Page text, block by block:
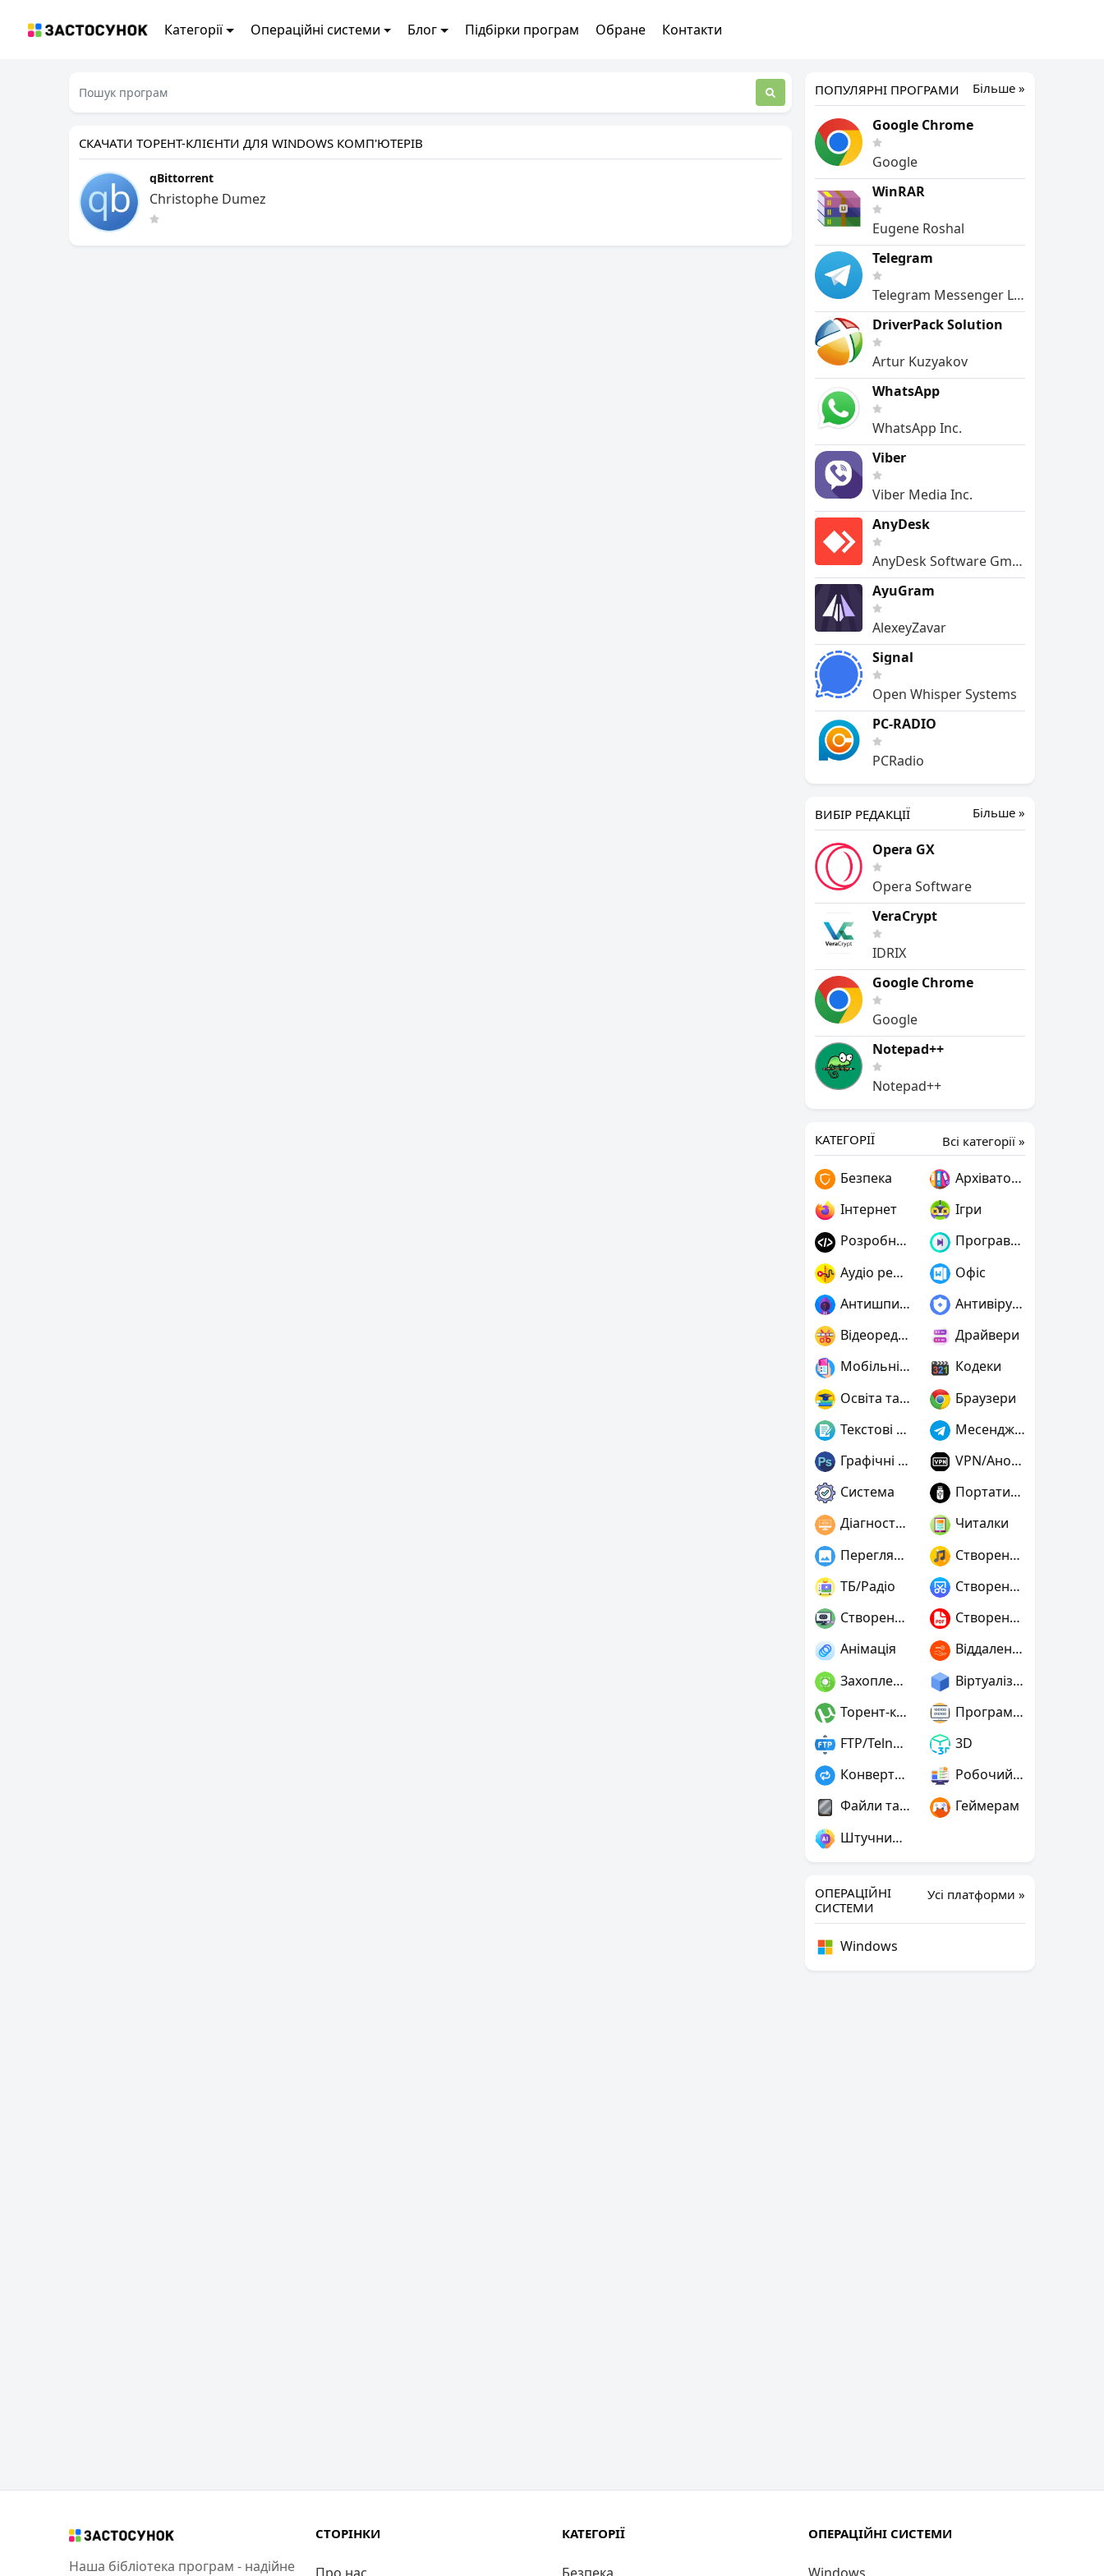
Категорії Операційні системи Блог Підбірки програм Обране Контакти
CКАЧАТИ ТОРЕНТ-КЛІЄНТИ ДЛЯ WINDOWS КОМП'ЮТЕРІВ
qBittorrent
Christophe Dumez
Більше »
ПОПУЛЯРНІ ПРОГРАМИ
Google Chrome
Google
WinRAR
Eugene Roshal
Telegram
Telegram Messenger LLP
DriverPack Solution
Artur Kuzyakov
WhatsApp
WhatsApp Inc.
Viber
Viber Media Inc.
AnyDesk
AnyDesk Software GmbH
AyuGram
AlexeyZavar
Signal
Open Whisper Systems
PC-RADIO
PCRadio
Більше »
ВИБІР РЕДАКЦІЇ
Opera GX
Opera Software
VeraCrypt
IDRIX
Google Chrome
Google
Notepad++
Notepad++
Всі категорії »
КАТЕГОРІЇ
Безпека
Архіватори
Інтернет
Ігри
Розробнику
Програвачі
Аудіо редактори
Офіс
Антишпигуни
Антивіруси
Відеоредактори
Драйвери
Мобільні пристрої
Кодеки
Освіта та наука
Браузери
Текстові редактори
Месенджери
Графічні редактори
VPN/Анонімність
Система
Портативні
Діагностика
Читалки
Переглядачі графіки
Створення музики
ТБ/Радіо
Створення скріншотів
Створення ігор
Створення PDF
Анімація
Віддалений доступ
Захоплення відео
Віртуалізація та емуляція
Торент-клієнти
Програмування
FTP/Telnet/SSH
3D
Конвертери
Робочий стіл
Файли та диски
Геймерам
Штучний інтелект
Усі платформи »
ОПЕРАЦІЙНІ
СИСТЕМИ
Windows
Наша бібліотека програм - надійне
СТОРІНКИ КАТЕГОРІЇ ОПЕРАЦІЙНІ СИСТЕМИ